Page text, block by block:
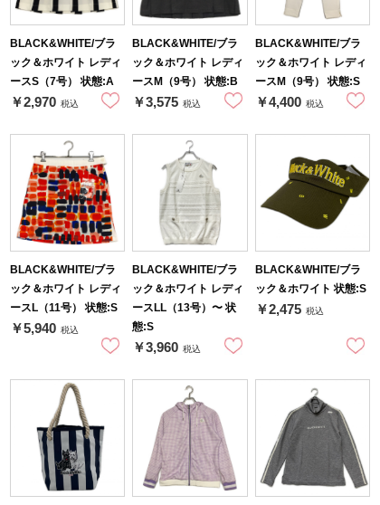
BLACK&WHITE/ブラ
ック＆ホワイト レディ
ースS（7号） 状態:A
￥2,970 税込
BLACK&WHITE/ブラ
ック＆ホワイト レディ
ースM（9号） 状態:B
￥3,575 税込
BLACK&WHITE/ブラ
ック＆ホワイト レディ
ースM（9号） 状態:S
￥4,400 税込
BLACK&WHITE/ブラ
ック＆ホワイト レディ
ースL（11号） 状態:S
￥5,940 税込
BLACK&WHITE/ブラ
ック＆ホワイト レディ
ースLL（13号）〜 状
態:S
￥3,960 税込
BLACK&WHITE/ブラ
ック＆ホワイト 状態:S
￥2,475 税込